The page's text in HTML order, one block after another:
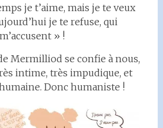
je t’aime, mais je te veux
je te refuse, qui
» !
Mermilliod se confie à nous,
intime, très impudique, et
Donc humaniste !